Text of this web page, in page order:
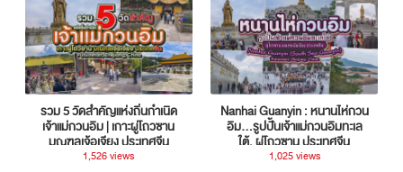
รวม 5 วัดสำคัญแห่งถิ่นกำเนิด
เจ้าแม่กวนอิม | เกาะผู่โถวซาน
มณฑลเจ้อเจียง ประเทศจีน
1,526 views
Nanhai Guanyin : หนานไห่กวน
อิม...รูปปั้นเจ้าแม่กวนอิมทะเล
ใต้, ผู่โถวซาน ประเทศจีน
1,025 views